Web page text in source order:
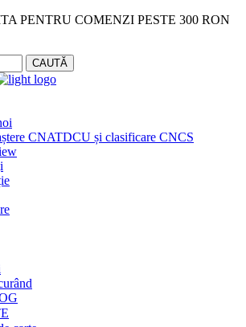
PENTRU COMENZI PESTE 300 RON
CAUTĂ
CNATDCU și clasificare CNCS